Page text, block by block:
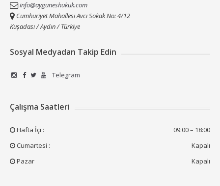
info@ayguneshukuk.com
Cumhuriyet Mahallesi Avcı Sokak No: 4/12
Kuşadası / Aydın / Türkiye
Sosyal Medyadan Takip Edin
Telegram
Çalışma Saatleri
Hafta İçi :
09:00 – 18:00
Cumartesi :
Kapalı
Pazar
Kapalı